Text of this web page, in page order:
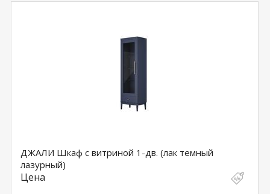
ДЖАЛИ Шкаф с витриной 1-дв. (лак темный
лазурный)
Цена